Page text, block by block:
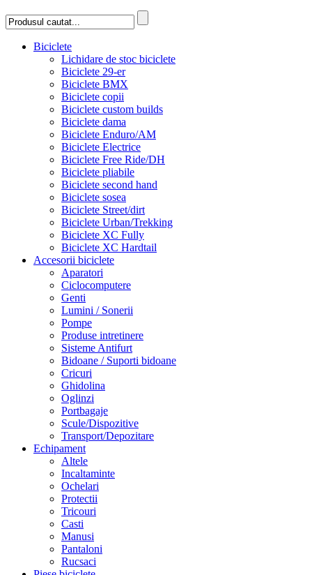
Biciclete
Lichidare de stoc biciclete
Biciclete 29-er
Biciclete BMX
Biciclete copii
Biciclete custom builds
Biciclete dama
Biciclete Enduro/AM
Biciclete Electrice
Biciclete Free Ride/DH
Biciclete pliabile
Biciclete second hand
Biciclete sosea
Biciclete Street/dirt
Biciclete Urban/Trekking
Biciclete XC Fully
Biciclete XC Hardtail
Accesorii biciclete
Aparatori
Ciclocomputere
Genti
Lumini / Sonerii
Pompe
Produse intretinere
Sisteme Antifurt
Bidoane / Suporti bidoane
Cricuri
Ghidolina
Oglinzi
Portbagaje
Scule/Dispozitive
Transport/Depozitare
Echipament
Altele
Incaltaminte
Ochelari
Protectii
Tricouri
Casti
Manusi
Pantaloni
Rucsaci